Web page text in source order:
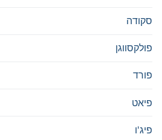
סקודה
פולקסווגן
פורד
פיאט
פיג'ו